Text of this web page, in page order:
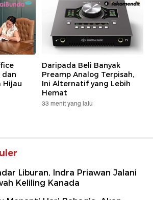
dan
Hijau
Daripada Beli Banyak
Preamp Analog Terpisah,
Ini Alternatif yang Lebih
Hemat
33 menit yang lalu
Liburan, Indra Priawan Jalani
Keliling Kanada